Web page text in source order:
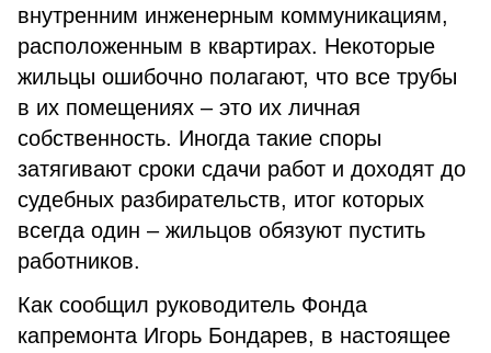
внутренним инженерным коммуникациям,
расположенным в квартирах. Некоторые
жильцы ошибочно полагают, что все трубы
в их помещениях – это их личная
собственность. Иногда такие споры
затягивают сроки сдачи работ и доходят до
судебных разбирательств, итог которых
всегда один – жильцов обязуют пустить
работников.
Как сообщил руководитель Фонда
капремонта Игорь Бондарев, в настоящее